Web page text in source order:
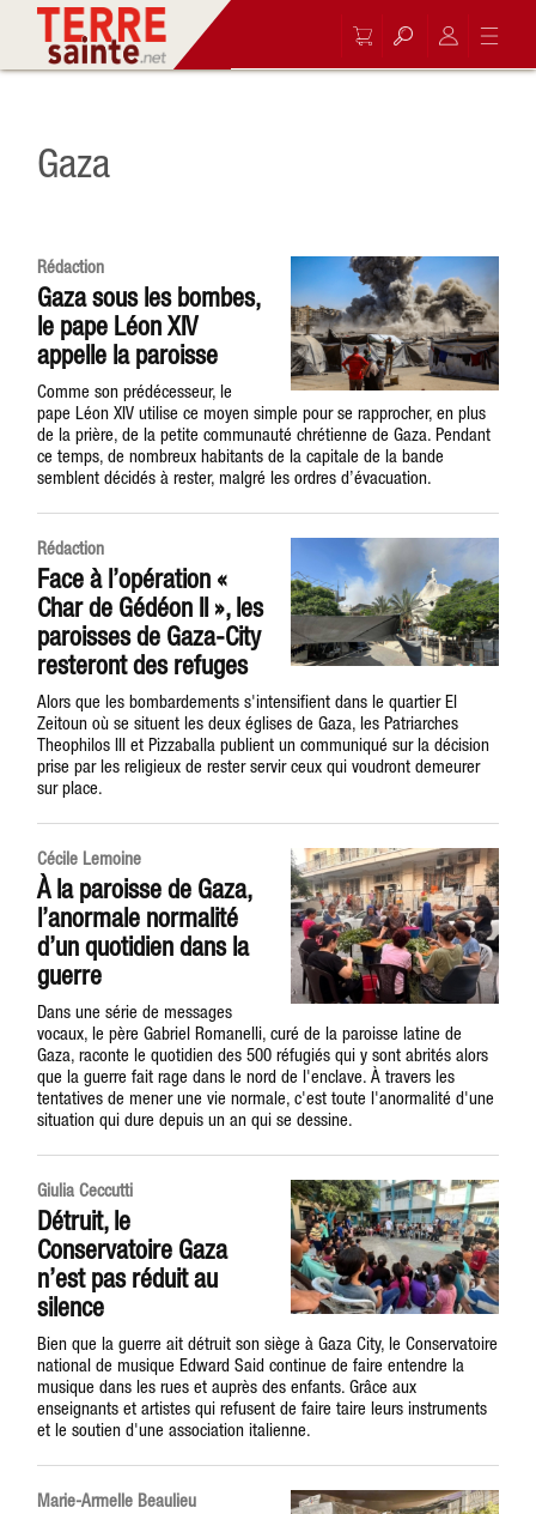
Gaza
Rédaction
Gaza sous les bombes,
le pape Léon XIV
appelle la paroisse
Comme son prédécesseur, le
pape Léon XIV utilise ce moyen simple pour se rapprocher, en plus
de la prière, de la petite communauté chrétienne de Gaza. Pendant
ce temps, de nombreux habitants de la capitale de la bande
semblent décidés à rester, malgré les ordres d’évacuation.
Rédaction
Face à l’opération «
Char de Gédéon II », les
paroisses de Gaza-City
resteront des refuges
Alors que les bombardements s'intensifient dans le quartier El
Zeitoun où se situent les deux églises de Gaza, les Patriarches
Theophilos III et Pizzaballa publient un communiqué sur la décision
prise par les religieux de rester servir ceux qui voudront demeurer
sur place.
Cécile Lemoine
À la paroisse de Gaza,
l’anormale normalité
d’un quotidien dans la
guerre
Dans une série de messages
vocaux, le père Gabriel Romanelli, curé de la paroisse latine de
Gaza, raconte le quotidien des 500 réfugiés qui y sont abrités alors
que la guerre fait rage dans le nord de l'enclave. À travers les
tentatives de mener une vie normale, c'est toute l'anormalité d'une
situation qui dure depuis un an qui se dessine.
Giulia Ceccutti
Détruit, le
Conservatoire Gaza
n’est pas réduit au
silence
Bien que la guerre ait détruit son siège à Gaza City, le Conservatoire
national de musique Edward Said continue de faire entendre la
musique dans les rues et auprès des enfants. Grâce aux
enseignants et artistes qui refusent de faire taire leurs instruments
et le soutien d'une association italienne.
Marie-Armelle Beaulieu